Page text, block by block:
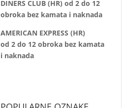
DINERS CLUB (HR) od 2 do 12
obroka bez kamata i naknada
AMERICAN EXPRESS (HR)
od 2 do 12obroka bez kamata
i naknada